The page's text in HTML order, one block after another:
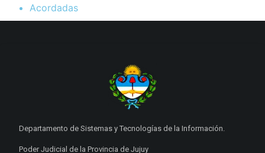
Acordadas
Departamento de Sistemas y Tecnologías de la Información.
Poder Judicial de la Provincia de Jujuy